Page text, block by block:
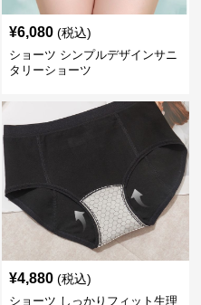
¥6,080 (税込)
ショーツ シンプルデザインサニ
タリーショーツ
¥4,880 (税込)
ショーツ しっかりフィット生理